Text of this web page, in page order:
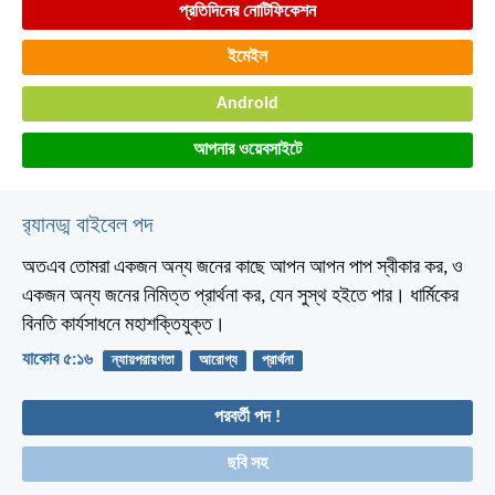
প্রতিদিনের নোটিফিকেশন
ইমেইল
Android
আপনার ওয়েবসাইটে
র‌্যানড্ম বাইবেল পদ
অতএব তোমরা একজন অন্য জনের কাছে আপন আপন পাপ স্বীকার কর, ও
একজন অন্য জনের নিমিত্ত প্রার্থনা কর, যেন সুস্থ হইতে পার। ধার্মিকের
বিনতি কার্যসাধনে মহাশক্তিযুক্ত।
যাকোব ৫:১৬ ন্যায়পরায়ণতা আরোগ্য প্রার্থনা
পরবর্তী পদ !
ছবি সহ